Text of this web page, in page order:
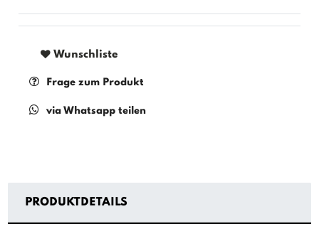
Wunschliste
Frage zum Produkt
via Whatsapp teilen
PRODUKTDETAILS